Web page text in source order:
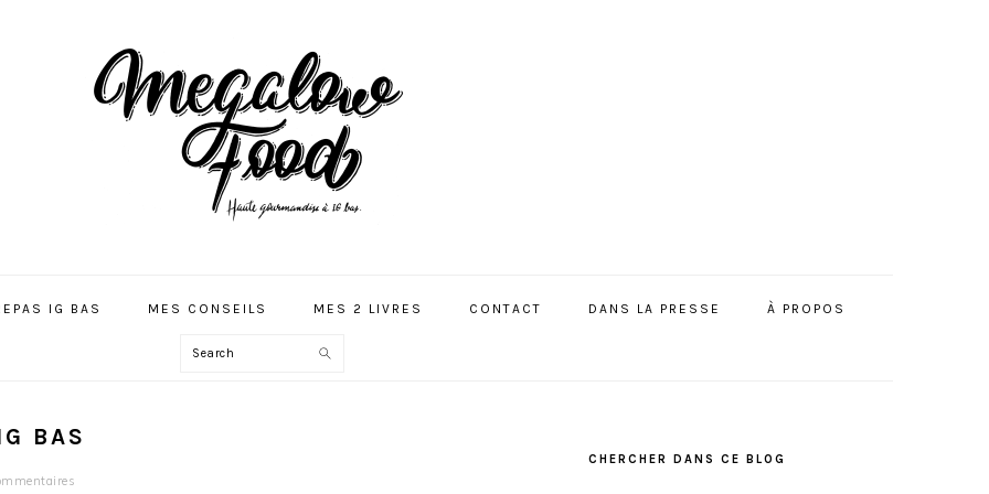
IG BAS MES CONSEILS MES 2 LIVRES CONTACT DANS LA PRESSE À PROPOS
Search
BAS
LATÉRALECHERCHER DANS CE BLOG